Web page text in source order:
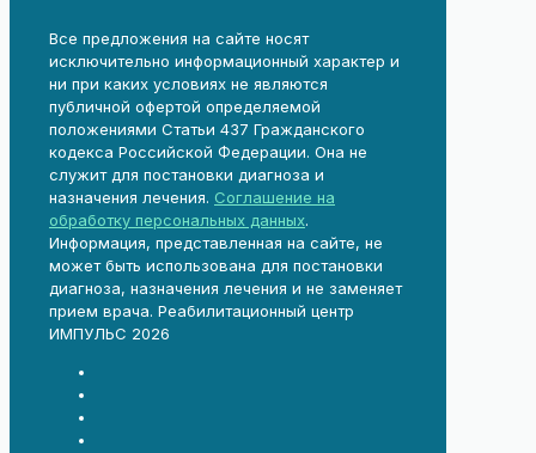
Все предложения на сайте носят
исключительно информационный характер и
ни при каких условиях не являются
публичной офертой определяемой
положениями Статьи 437 Гражданского
кодекса Российской Федерации. Она не
служит для постановки диагноза и
назначения лечения. Соглашение на
обработку персональных данных.
Информация, представленная на сайте, не
может быть использована для постановки
диагноза, назначения лечения и не заменяет
прием врача. Реабилитационный центр
ИМПУЛЬС 2026